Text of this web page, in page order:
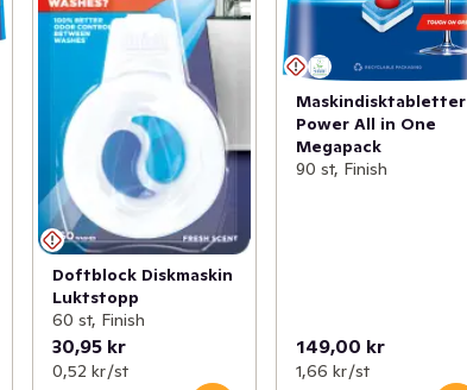
Doftblock Diskmaskin
Luktstopp
60 st, Finish
30,95 kr
0,52 kr /st
Maskindisktabletter
Power All in One
Megapack
90 st, Finish
149,00 kr
1,66 kr /st